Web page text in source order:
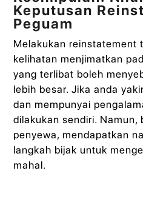
Keputusan
Peguam
Melakukan reinstatement
kelihatan menjimatkan
yang terlibat boleh
lebih besar. Jika anda
dan mempunyai
dilakukan sendiri. Namun,
penyewa, mendapatkan
langkah bijak untuk
mahal.